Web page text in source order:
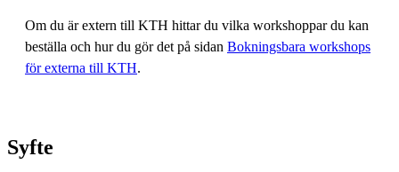
Om du är extern till KTH hittar du vilka workshoppar du kan
beställa och hur du gör det på sidan Bokningsbara workshops
för externa till KTH.
Syfte